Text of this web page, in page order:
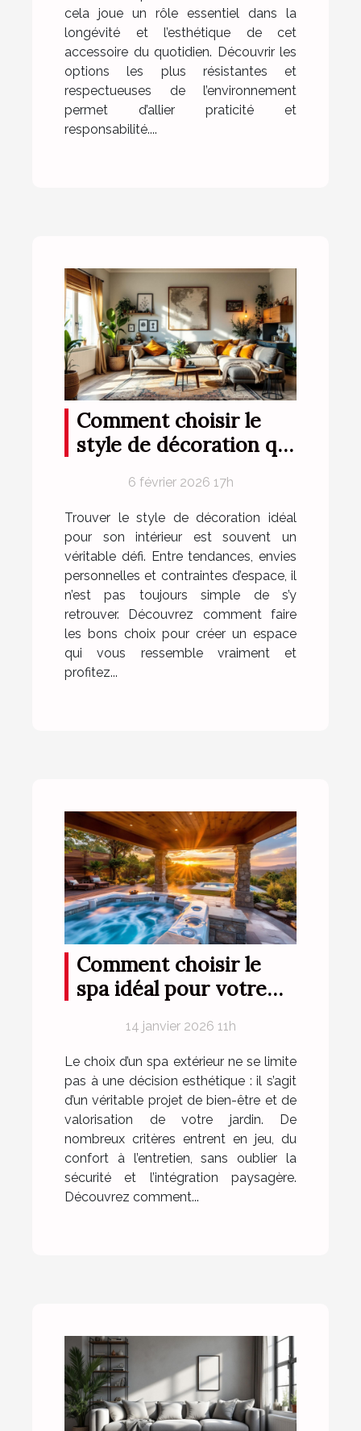
cela joue un rôle essentiel dans la
longévité et l’esthétique de cet
accessoire du quotidien. Découvrir les
options les plus résistantes et
respectueuses de l’environnement
permet d’allier praticité et
responsabilité....
Comment choisir le
style de décoration qui
6 février 2026 17h
Trouver le style de décoration idéal
pour son intérieur est souvent un
véritable défi. Entre tendances, envies
personnelles et contraintes d’espace, il
n’est pas toujours simple de s’y
retrouver. Découvrez comment faire
les bons choix pour créer un espace
qui vous ressemble vraiment et
profitez...
Comment choisir le
spa idéal pour votre
14 janvier 2026 11h
Le choix d’un spa extérieur ne se limite
pas à une décision esthétique : il s’agit
d’un véritable projet de bien-être et de
valorisation de votre jardin. De
nombreux critères entrent en jeu, du
confort à l’entretien, sans oublier la
sécurité et l’intégration paysagère.
Découvrez comment...